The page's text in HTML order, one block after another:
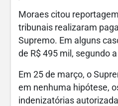
Moraes citou
tribunais realizaram
Supremo. Em alguns
de R$ 495 mil, segundo
Em 25 de março, o
em nenhuma hipótese,
indenizatórias